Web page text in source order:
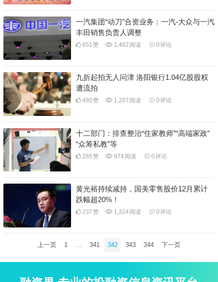
一汽集团“动刀”合资业务：一汽-大众与一汽
丰田销售负责人调整
651赞 1,462 阅读 0评论
九折起拍无人问津 洛阳银行1.04亿股股权
遭流拍
480赞 1,207 阅读 0评论
十二部门：排查整治“住家教师”“高端家政”
“众筹私教”等
285赞 974阅读 0评论
黄光裕持续减持，国美零售股价12月累计
跌幅超20%！
237赞 1,324阅读 0评论
分
上一页 1 341 342 343 344 下一页